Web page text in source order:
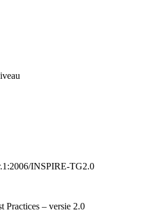
INSPIRE-TG2.0
Practices – versie 2.0